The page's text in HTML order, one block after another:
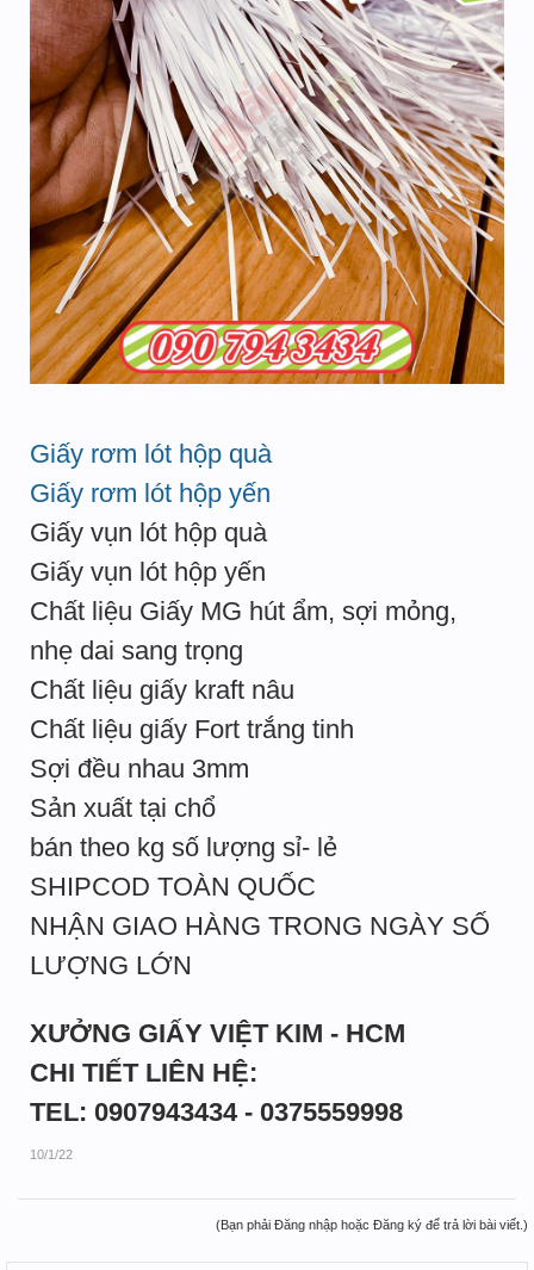
Giấy rơm lót hộp quà
Giấy rơm lót hộp yến
Giấy vụn lót hộp quà
Giấy vụn lót hộp yến
Chất liệu Giấy MG hút ẩm, sợi mỏng,
nhẹ dai sang trọng
Chất liệu giấy kraft nâu
Chất liệu giấy Fort trắng tinh
Sợi đều nhau 3mm
Sản xuất tại chổ
bán theo kg số lượng sỉ- lẻ
SHIPCOD TOÀN QUỐC
NHẬN GIAO HÀNG TRONG NGÀY SỐ
LƯỢNG LỚN
XƯỞNG GIẤY VIỆT KIM - HCM
CHI TIẾT LIÊN HỆ:
TEL: 0907943434 - 0375559998
10/1/22
(Bạn phải Đăng nhập hoặc Đăng ký để trả lời bài viết.)